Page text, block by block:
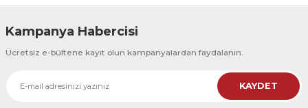
Evinemoda
Vincent Van Gogh Temalı 3 Parça Ahşap Çerçeveli Tablo ACT
1.000,00 TL ÜRÜNÜ İNCELE
Kampanya Habercisi
Ücretsiz e-bültene kayıt olun kampanyalardan faydalanın.
KAYDET